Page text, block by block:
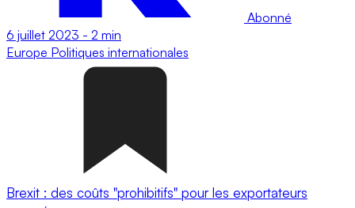
Abonné
6 juillet 2023 - 2 min
Europe Politiques internationales
Brexit : des coûts "prohibitifs" pour les exportateurs